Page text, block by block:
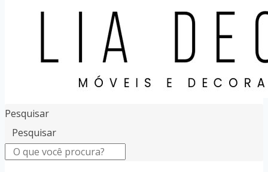
Pesquisar
Pesquisar